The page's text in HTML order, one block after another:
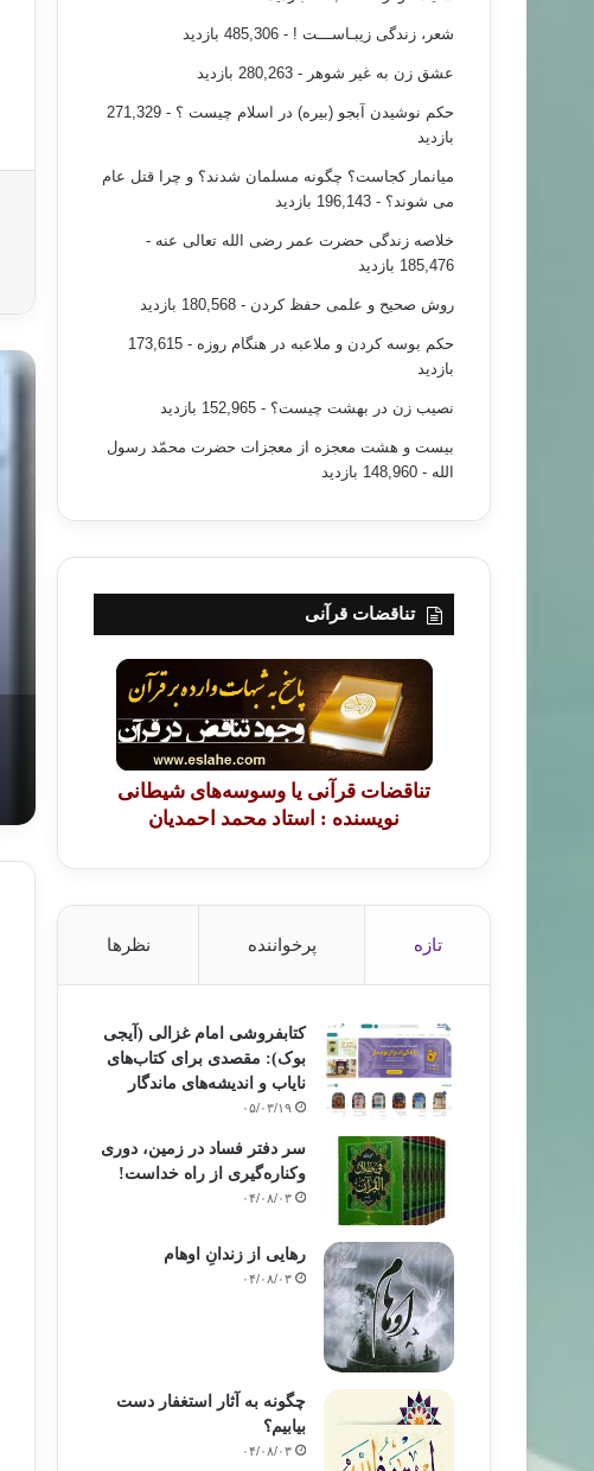
زن خانواده
۸۶/۰۵/۱۵
در تصميم‌سازيهاي بين‌الملی
شعر، زندگی زیبـاســـت ! - 485,306 بازدید
عشق زن به غیر شوهر - 280,263 بازدید
حکم نوشیدن آبجو (بیره) در اسلام چیست ؟
- 271,329
بازدید
میانمار کجاست؟ چگونه مسلمان شدند؟ و چرا قتل عام
می شوند؟ - 196,143 بازدید
خلاصه زندگی حضرت عمر رضی الله تعالی عنه -
185,476 بازدید
روش صحیح و علمی حفظ کردن - 180,568 بازدید
حکم بوسه کردن و ملاعبه در هنگام روزه
- 173,615
بازدید
نصیب زن در بهشت چیست؟ - 152,965 بازدید
بیست و هشت معجزه از معجزات حضرت محمّد رسول
الله - 148,960 بازدید
تناقضات قرآنی
تناقضات قرآنی یا وسوسه‌های شیطانی
نویسنده : استاد محمد احمدیان
تازه پرخواننده نظرها
کتابفروشی امام غزالی (آیجی
بوک): مقصدی برای کتاب‌های
نایاب و اندیشه‌های ماندگار
۰۵/۰۳/۱۹
سر دفتر فساد در زمین‌، دوری
وکناره‌گیری از راه خداست‌!
۰۴/۰۸/۰۳
رهایی از زندانِ اوهام
۰۴/۰۸/۰۳
چگونه به آثار استغفار دست
بیابیم؟
۰۴/۰۸/۰۳